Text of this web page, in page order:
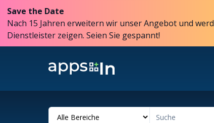
Save the Date
Nach 15 Jahren erweitern wir unser Angebot und
Dienstleister zeigen. Seien Sie gespannt!